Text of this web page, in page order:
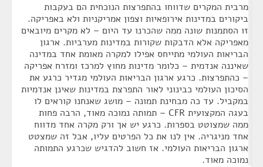
מרבית המקרים שדווחו בהתפרצות הנוכחית הם בעקבות
ביקורים במדינות אירופאיות וצפון אמריקניות ולא באפריקה.
זו הסתמנות שונה ממה שהכרנו עד היום – לא מקרים מיובאים
מאפריקה אלא הדבקות שקורות במדינות מערביות. ארגון
הבריאות העולמי מתייחס אפילו למקרה מאומת אחד במדינה
שאיננה אנדמית – כלומר מדינות מחוץ למרכז ומזרח אפריקה
– כהתפרצות. כרגע ארגון הבריאות העולמי מגדיר כרגע את
הסיכון העולמי כבינוני לאור התפרצת במדינות שאינן אנדמיות
במקביל. עד כה מבחינת תמונה – מושג שאנחנו קוראים לו
בעגה המקצועית CFR – תמותה נמוכה מאוד, הרבה פחות
ממה שמצוטט בספרות. כרגע יש אך ורק מקרה אחד מדווח
אחד מניגריה. אין לנו את כל הפרטים עליו, אבל זה שמצטט
ארגון הבריאות העולמי. אז חשוב להדגיש שכרגע התמותה
נמוכה מאוד.